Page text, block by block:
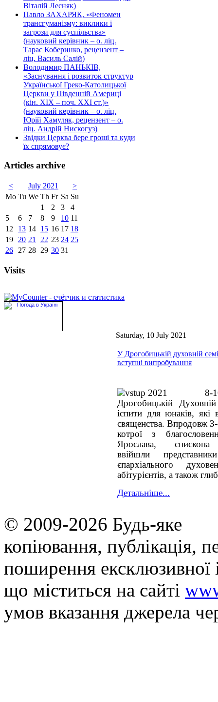
Віталій Лесняк)
Павло ЗАХАРЯК, «Феномен
трансгуманізму: виклики і
загрози для суспільства»
(науковий керівник – о. ліц.
Тарас Коберинко, рецензент –
ліц. Василь Салій)
Володимир ПАНЬКІВ,
«Заснування і розвиток структур
Української Греко-Католицької
Церкви у Південній Америці
(кін. ХІХ – поч. ХХІ ст.)»
(науковий керівник – о. ліц.
Юрій Хамуляк, рецензент – о.
ліц. Андрій Нискогуз)
Звідки Церква бере гроші та куди
їх спрямовує?
Articles archive
< July 2021
>
Mo Tu We Th Fr Sa Su
1
2 3
4
5
6 7 8 9 10 11
12
13 14 15 16 17 18
19
20 21 22 23 24 25
26
27 28 29 30 31
Visits
Saturday, 10 July 2021
У Дрогобицькій духовній
вступні випробування
8-
Дрогобицькій
іспити для юнаків, які
священства. Впродовж 3-
котрої з
Ярослава, єпископа
ввійшли
єпархіального
абітурієнтів, а також
Детальніше...
© 2009-2026 Будь-яке
копiювання, публiкацiя,
поширення
що мiститься на сайті
умов вказання джерела